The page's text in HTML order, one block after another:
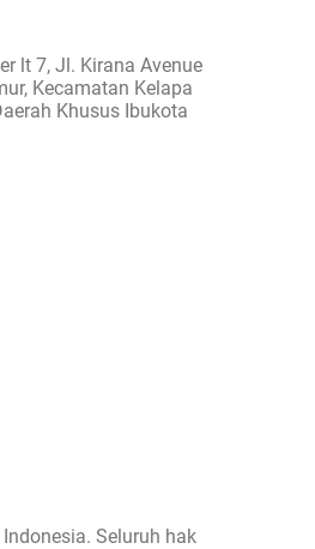
lt 7, Jl. Kirana Avenue
Kecamatan Kelapa
Khusus Ibukota
Seluruh hak